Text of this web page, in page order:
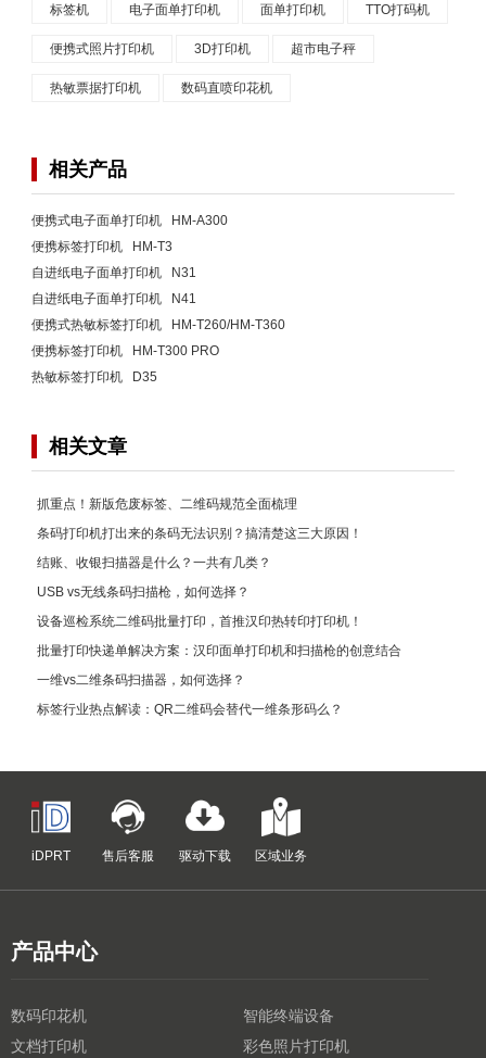
标签机 电子面单打印机 面单打印机 TTO打码机
便携式照片打印机 3D打印机 超市电子秤
热敏票据打印机 数码直喷印花机
相关产品
便携式电子面单打印机 HM-A300
便携标签打印机 HM-T3
自进纸电子面单打印机 N31
自进纸电子面单打印机 N41
便携式热敏标签打印机 HM-T260/HM-T360
便携标签打印机 HM-T300 PRO
热敏标签打印机 D35
相关文章
抓重点！新版危废标签、二维码规范全面梳理
条码打印机打出来的条码无法识别？搞清楚这三大原因！
结账、收银扫描器是什么？一共有几类？
USB vs无线条码扫描枪，如何选择？
设备巡检系统二维码批量打印，首推汉印热转印打印机！
批量打印快递单解决方案：汉印面单打印机和扫描枪的创意结合
一维vs二维条码扫描器，如何选择？
标签行业热点解读：QR二维码会替代一维条形码么？
iDPRT 售后客服 驱动下载 区域业务
产品中心
数码印花机
智能终端设备
文档打印机
彩色照片打印机